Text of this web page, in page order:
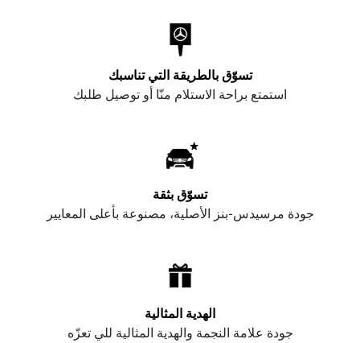
تسوّق بالطريقة التي تناسبك
استمتع براحة الاستلام منّا أو توصيل طلبك
تسوّق بثقة
جودة مرسيدس-بنز الأصلية، مصنوعة بأعلى المعايير
الهدية المثالية
جودة علامة النجمة والهدية المثالية للي تعزّه